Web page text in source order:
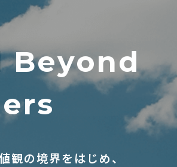
Beyond
ers
観の境界をはじめ、